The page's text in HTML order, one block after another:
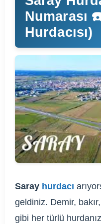
Numarası
Hurdacısı)
Saray hurdacı
geldiniz. Demir,
gibi her türlü